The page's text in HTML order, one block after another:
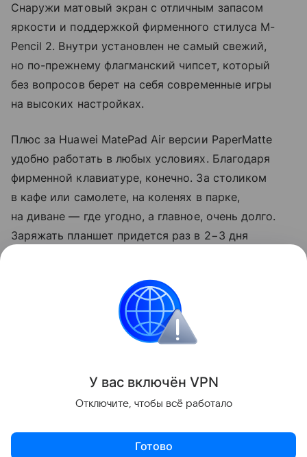
Снаружи матовый экран с отличным запасом
яркости и поддержкой фирменного стилуса M-
Pencil 2. Внутри установлен не самый свежий,
но по-прежнему флагманский чипсет, который
без вопросов берет на себя современные игры
на высоких настройках.
Плюс за Huawei MatePad Air версии PaperMatte
удобно работать в любых условиях. Благодаря
фирменной клавиатуре, конечно. За столиком
в кафе или самолете, на коленях в парке,
на диване — где угодно, а главное, очень долго.
Заряжать планшет придется раз в 2−3 дня
ООО «Техкомпания Хуавэй»
У вас включён VPN
Отключите, чтобы всё работало
Готово